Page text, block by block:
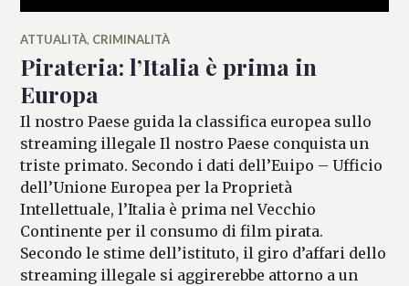
ATTUALITÀ, CRIMINALITÀ
Pirateria: l’Italia è prima in
Europa
Il nostro Paese guida la classifica europea sullo
streaming illegale Il nostro Paese conquista un
triste primato. Secondo i dati dell’Euipo – Ufficio
dell’Unione Europea per la Proprietà
Intellettuale, l’Italia è prima nel Vecchio
Continente per il consumo di film pirata.
Secondo le stime dell’istituto, il giro d’affari dello
streaming illegale si aggirerebbe attorno a un